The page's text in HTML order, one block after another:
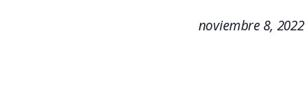
noviembre 8, 2022